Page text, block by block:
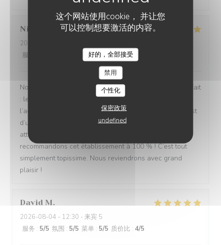
这个网站使用cookie， 并让您
可以控制想要激活的内容。
好的，全部接受
禁用
个性化
保密政策
undefined
Nicolas
2026-08-04
服务
菜单:5 /5 质价比:
Nous avons passé un excellent moment ! Tout était parfait
: les repas étaient délicieux, le service irréprochable, et
l’accueil d’une chaleur exceptionnelle. Toute l’équipe est
d’une grande gentillesse, avec de nombreuses petites
attentions qui font vraiment la différence. Nous
recommandons cet établissement à 100 % ! C’est tout
simplement topissime. Nous reviendrons avec grand
plaisir !
David M
2026-08-04 - 12:30 - 来宾 5
服务 : 5/5 氛围 : 5/5 菜单 : 5/5 质价比 : 4/5